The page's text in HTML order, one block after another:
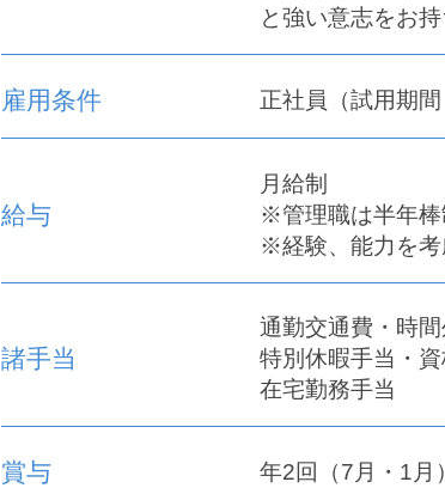
と強い意志をお
雇用条件 正社員（試用期間
給与
月給制
※管理職は半年棒
※経験、能力を考
諸手当
通勤交通費・時
特別休暇手当・
在宅勤務手当
賞与 年2回（7月・1